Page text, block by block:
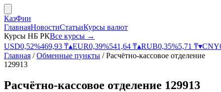
КазФин
ГлавнаяНовостиСтатьиКурсы валют
Курсы НБ РКВсе курсы →
USD0,52%469,93 ₸▴EUR0,39%541,64 ₸▴RUB0,35%5,71 ₸▾CNY
Главная /Обменные пункты /Расчётно-кассовое отделение
129913
Расчётно-кассовое отделение 129913